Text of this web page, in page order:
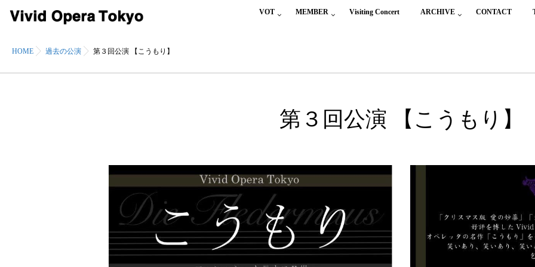
VOT MEMBER Visiting Concert ARCHIVE CONTACT
HOME 過去の公演 第３回公演 【こうもり】
第３回公演 【こうもり】